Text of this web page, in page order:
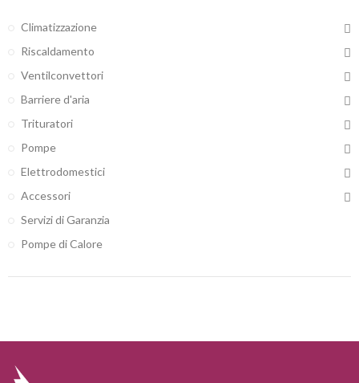
Climatizzazione
Riscaldamento
Ventilconvettori
Barriere d'aria
Trituratori
Pompe
Elettrodomestici
Accessori
Servizi di Garanzia
Pompe di Calore